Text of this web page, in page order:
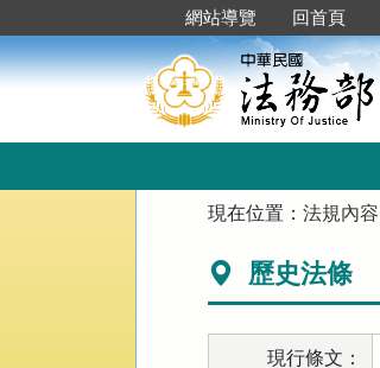
到
主
要
網站導覽 回首頁
現在位置：法規內容
歷史法條
現行條文：